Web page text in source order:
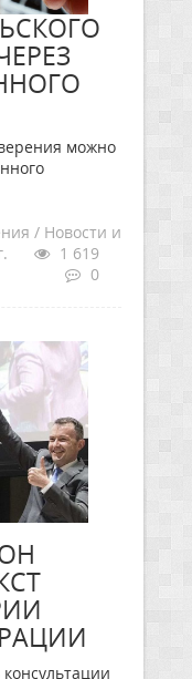
можно
/ Новости и
1 619
0